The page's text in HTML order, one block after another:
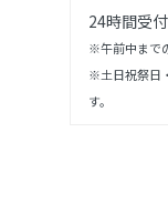
24時間受
※午前中まで
※土日祝祭日
す。